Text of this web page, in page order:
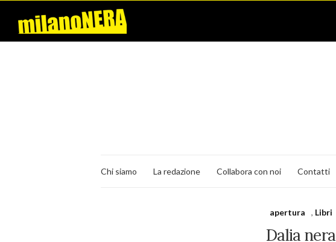
Chi siamo La redazione Collabora con noi Contatti
apertura , Libri
Dalia nera